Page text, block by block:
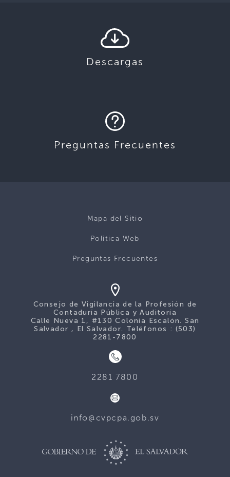
Descargas
Preguntas Frecuentes
Mapa del Sitio
Politica Web
Preguntas Frecuentes
Consejo de Vigilancia de la Profesión de
Contaduría Pública y Auditoría
Calle Nueva 1, #130 Colonia Escalón. San
Salvador , El Salvador. Teléfonos : (503)
2281-7800
2281 7800
info@cvpcpa.gob.sv